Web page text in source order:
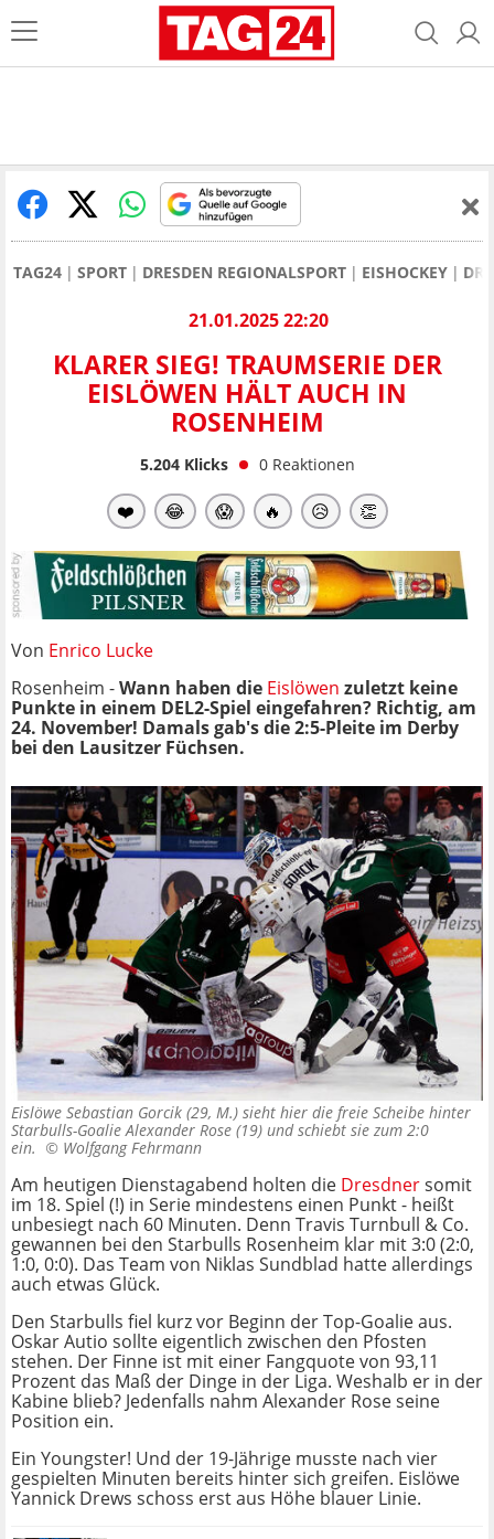
TAG24 SPORT DRESDEN REGIONALSPORT EISHOCKEY
21.01.2025 22:20
KLARER SIEG! TRAUMSERIE DER
EISLÖWEN HÄLT AUCH IN
ROSENHEIM
5.204Klicks 0 Reaktionen
❤️ 😂 😱 🔥 😥 👏
Von Enrico Lucke
Rosenheim -Wann haben die Eislöwen zuletzt keine
Punkte in einem DEL2-Spiel eingefahren? Richtig, am
24. November! Damals gab's die 2:5-Pleite im Derby
bei den Lausitzer Füchsen.
Eislöwe Sebastian Gorcik (29, M.) sieht hier die freie Scheibe hinter
Starbulls-Goalie Alexander Rose (19) und schiebt sie zum 2:0
ein. © Wolfgang Fehrmann
Am heutigen Dienstagabend holten die Dresdnersomit
im 18. Spiel (!) in Serie mindestens einen Punkt - heißt
unbesiegt nach 60 Minuten. Denn Travis Turnbull & Co.
gewannen bei den Starbulls Rosenheim klar mit 3:0 (2:0,
1:0, 0:0). Das Team von Niklas Sundblad hatte allerdings
auch etwas Glück.
Den Starbulls fiel kurz vor Beginn der Top-Goalie aus.
Oskar Autio sollte eigentlich zwischen den Pfosten
stehen. Der Finne ist mit einer Fangquote von 93,11
Prozent das Maß der Dinge in der Liga. Weshalb er in der
Kabine blieb? Jedenfalls nahm Alexander Rose seine
Position ein.
Ein Youngster! Und der 19-Jährige musste nach vier
gespielten Minuten bereits hinter sich greifen. Eislöwe
Yannick Drews schoss erst aus Höhe blauer Linie.